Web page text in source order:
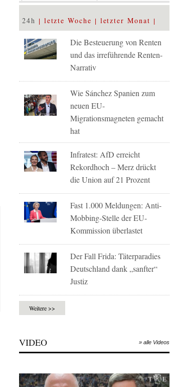
24h letzte Woche letzter Monat
Die Besteuerung von Renten
und das irreführende Renten-
Narrativ
Wie Sánchez Spanien zum
neuen EU-
Migrationsmagneten gemacht
hat
Infratest: AfD erreicht
Rekordhoch – Merz drückt
die Union auf 21 Prozent
Fast 1.000 Meldungen: Anti-
Mobbing-Stelle der EU-
Kommission überlastet
Der Fall Frida: Täterparadies
Deutschland dank „sanfter“
Justiz
Weitere >>
VIDEO » alle Videos